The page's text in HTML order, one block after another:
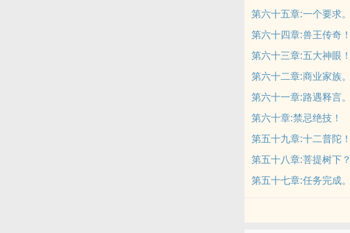
第六十五章:一个要求。
第六十四章:兽王传奇！
第六十三章:五大神眼！
第六十二章:商业家族。
第六十一章:路遇释言。
第六十章:禁忌绝技！
第五十九章:十二普陀！
第五十八章:菩提树下？
第五十七章:任务完成。